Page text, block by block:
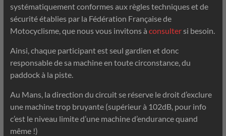
systématiquement conformes aux règles techniques et de
sécurité établies par la Fédération Française de
Motocyclisme, que nous vous invitons à consultersi besoin.
Ainsi, chaque participant est seul gardien et donc
responsable de sa machine en toute circonstance, du
paddock à la piste.
Au Mans, la direction du circuit se réserve le droit d’exclure
une machine trop bruyante (supérieur à 102dB, pour info
c’est le niveau limite d’une machine d’endurance quand
même !)